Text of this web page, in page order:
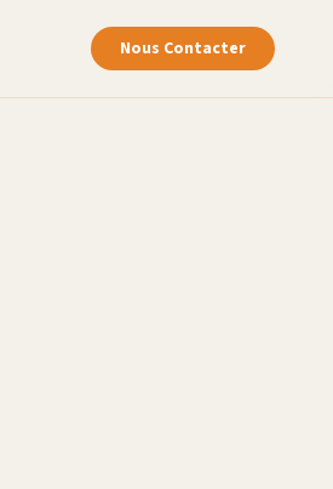
Nous Contacter